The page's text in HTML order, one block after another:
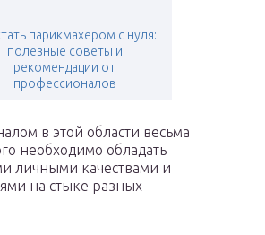
парикмахером с нуля:
полезные советы и
рекомендации от
профессионалов
в этой области весьма
необходимо обладать
личными качествами и
на стыке разных